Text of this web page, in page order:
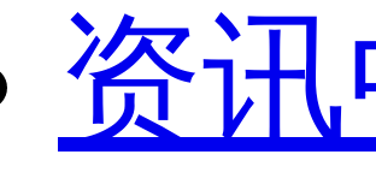
资讯